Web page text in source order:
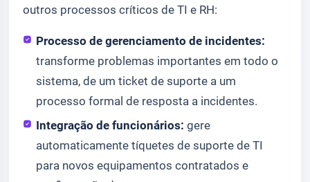
outros processos críticos de TI e RH:
Processo de gerenciamento de incidentes:
transforme problemas importantes em todo o
sistema, de um ticket de suporte a um
processo formal de resposta a incidentes.
Integração de funcionários: gere
automaticamente tíquetes de suporte de TI
para novos equipamentos contratados e